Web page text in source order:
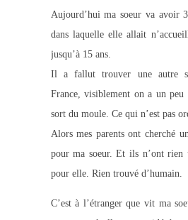
Aujourd’hui ma soeur va avoir
dans laquelle elle allait
jusqu’à 15 ans.
Il a fallut trouver une autre
France, visiblement on a un
sort du moule. Ce qui n’est pas
Alors mes parents ont cherché
pour ma soeur. Et ils n’ont rien
pour elle. Rien trouvé d’humain.
C’est à l’étranger que vit ma